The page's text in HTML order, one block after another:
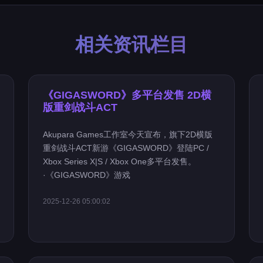
相关资讯栏目
《GIGASWORD》多平台发售 2D横
版重剑战斗ACT
Akupara Games工作室今天宣布，旗下2D横版
重剑战斗ACT新游《GIGASWORD》登陆PC /
Xbox Series X|S / Xbox One多平台发售。
·《GIGASWORD》游戏
2025-12-26 05:00:02